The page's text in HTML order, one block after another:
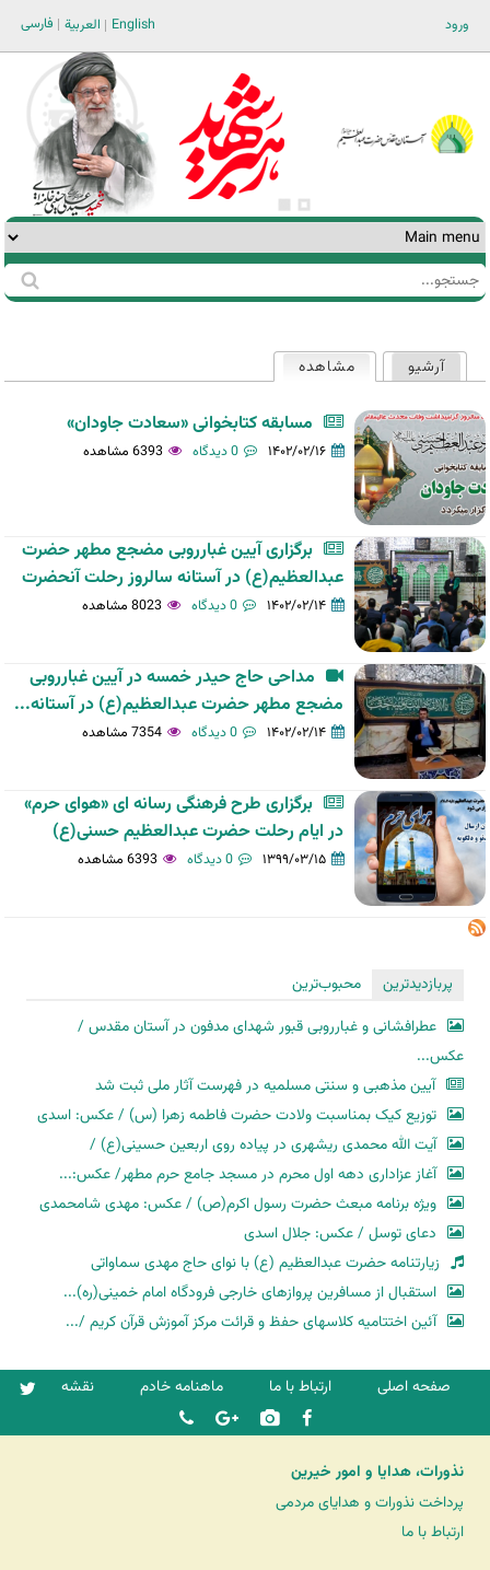
ورود فارسی العربية English
فرم
جستجو
اولیه
آرشیو مشاهده
مسابقه کتابخوانی «سعادت جاودان»
۱۴۰۲/۰۲/۱۶ 0 دیدگاه 6393 مشاهده
برگزاری آیین غبارروبی مضجع مطهر حضرت
عبدالعظیم(ع) در آستانه سالروز رحلت آنحضرت
۱۴۰۲/۰۲/۱۴ 0 دیدگاه 8023 مشاهده
مداحی حاج حیدر خمسه در آیین غبارروبی
مضجع مطهر حضرت عبدالعظیم(ع) در آستانه...
۱۴۰۲/۰۲/۱۴ 0 دیدگاه 7354 مشاهده
برگزاری طرح فرهنگی رسانه ای «هوای حرم»
در ایام رحلت حضرت عبدالعظیم حسنی(ع)
۱۳۹۹/۰۳/۱۵ 0 دیدگاه 6393 مشاهده
پربازدیدترین
محبوب‌ترین
عطرافشانی و غبارروبی قبور شهدای مدفون در آستان مقدس /
عکس...
آیین مذهبی و سنتی مسلمیه در فهرست آثار ملی ثبت شد
توزیع کیک بمناسبت ولادت حضرت فاطمه زهرا (س) / عکس: اسدی
آیت الله محمدی ریشهری در پیاده روی اربعین حسینی(ع) /
آغاز عزاداری دهه اول محرم در مسجد جامع حرم مطهر/ عکس:...
ویژه برنامه مبعث حضرت رسول اکرم(ص) / عکس: مهدی شامحمدی
دعای توسل / عکس: جلال اسدی
زیارتنامه حضرت عبدالعظیم (ع) با نوای حاج مهدی سماواتی
استقبال از مسافرین پروازهای خارجی فرودگاه امام خمینی(ره)...
آئین اختتامیه کلاسهای حفظ و قرائت مرکز آموزش قرآن کریم /...
صفحه اصلی ارتباط با ما ماهنامه خادم نقشه
نذورات، هدایا و امور خیرین
پرداخت نذورات و هدایای مردمی
ارتباط با ما